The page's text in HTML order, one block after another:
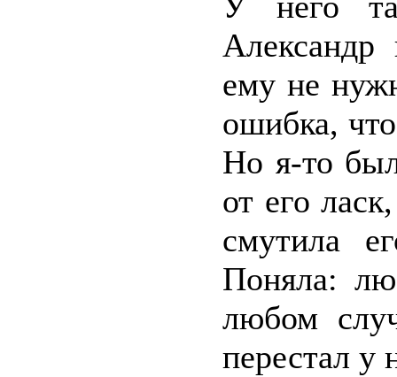
Александр
ему не
ошибка,
Но я-то
от его
смутила
Поняла:
любом
перестал у